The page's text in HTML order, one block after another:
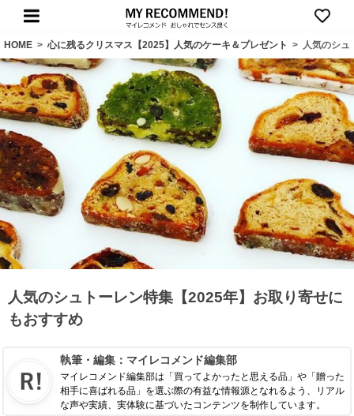
HOME > 心に残るクリスマス【2025】人気のケーキ＆プレゼント > 人気のシュ
人気のシュトーレン特集【2025年】お取り寄せに
もおすすめ
執筆・編集： マイレコメンド編集部
マイレコメンド編集部は「買ってよかったと思える品」や「贈った
相手に喜ばれる品」を選ぶ際の有益な情報源となれるよう、リアル
な声や実績、実体験に基づいたコンテンツを制作しています。